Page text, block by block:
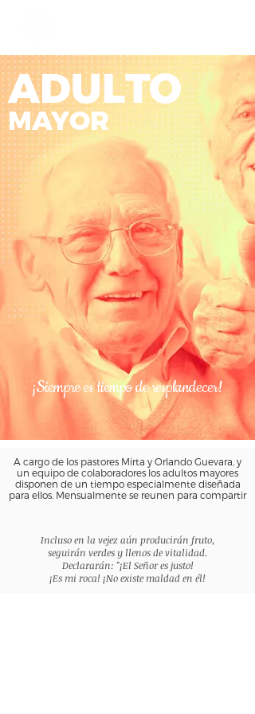
ADULTO
MAYOR
¡Siempre es tiempo de resplandecer!
A cargo de los pastores Mirta y Orlando Guevara, y
un equipo de colaboradores los adultos mayores
disponen de un tiempo especialmente diseñada
para ellos. Mensualmente se reunen para compartir
Incluso en la vejez aún producirán fruto,
seguirán verdes y llenos de vitalidad.
Declararán: "¡El Señor es justo!
¡Es mi roca! ¡No existe maldad en él!